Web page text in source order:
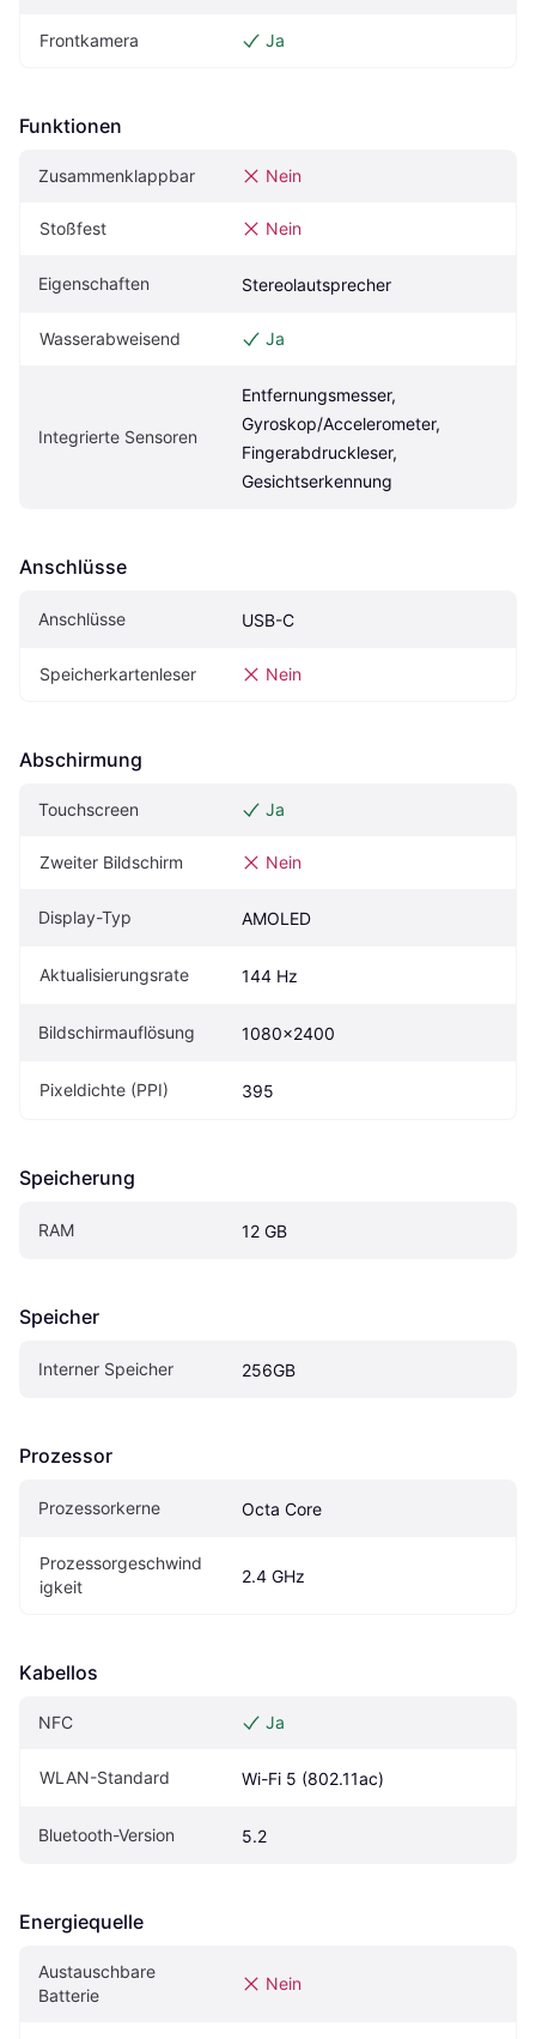
Frontkamera Ja
Funktionen
Zusammenklappbar Nein
Stoßfest Nein
Eigenschaften Stereolautsprecher
Wasserabweisend Ja
Integrierte Sensoren
Entfernungsmesser,
Gyroskop/Accelerometer,
Fingerabdruckleser,
Gesichtserkennung
Anschlüsse
Anschlüsse USB-C
Speicherkartenleser Nein
Abschirmung
Touchscreen Ja
Zweiter Bildschirm Nein
Display-Typ AMOLED
Aktualisierungsrate 144 Hz
Bildschirmauflösung 1080x2400
Pixeldichte (PPI) 395
Speicherung
RAM 12 GB
Speicher
Interner Speicher 256GB
Prozessor
Prozessorkerne Octa Core
Prozessorgeschwind
igkeit
2.4 GHz
Kabellos
NFC Ja
WLAN-Standard Wi-Fi 5 (802.11ac)
Bluetooth-Version 5.2
Energiequelle
Austauschbare
Batterie
Nein